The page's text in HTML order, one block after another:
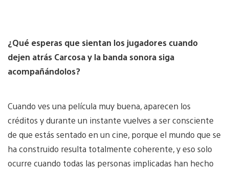
¿Qué esperas que sientan los jugadores cuando
dejen atrás Carcosa y la banda sonora siga
acompañándolos?
Cuando ves una película muy buena, aparecen los
créditos y durante un instante vuelves a ser consciente
de que estás sentado en un cine, porque el mundo que se
ha construido resulta totalmente coherente, y eso solo
ocurre cuando todas las personas implicadas han hecho